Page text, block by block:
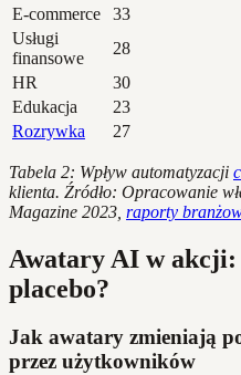
E-commerce
33
Usługi
finansowe
28
HR
30
Edukacja
23
Rozrywka
27
Tabela 2: Wpływ automatyzacji
klienta. Źródło: Opracowanie
Magazine 2023, raporty
Awatary AI w akcji:
placebo?
Jak awatary zmieniają
przez użytkowników